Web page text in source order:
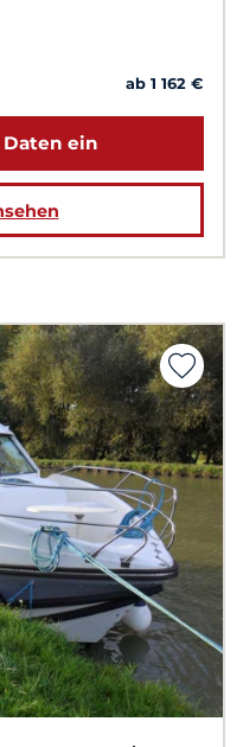
ab 1 162 €
Daten ein